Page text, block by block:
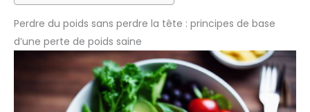
Perdre du poids sans perdre la tête : principes de base
d’une perte de poids saine